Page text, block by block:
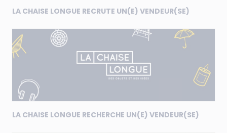
LA CHAISE LONGUE RECRUTE UN(E) VENDEUR(SE)
LA CHAISE LONGUE RECHERCHE UN(E) VENDEUR(SE)